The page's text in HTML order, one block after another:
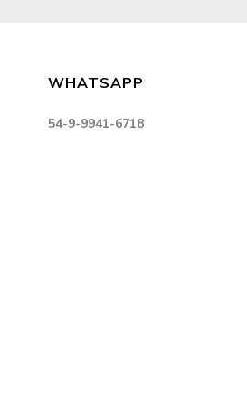
WHATSAPP
54-9-9941-6718